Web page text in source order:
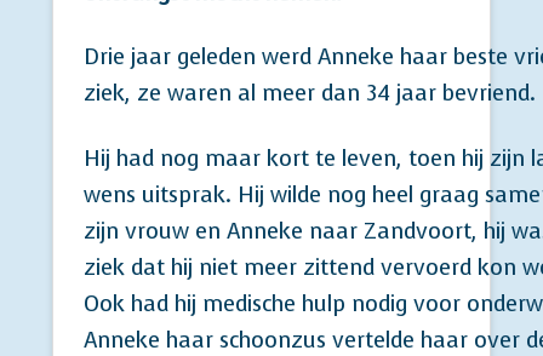
Drie jaar geleden werd Anneke haar beste
ziek, ze waren al meer dan 34 jaar bevriend.
Hij had nog maar kort te leven, toen hij zijn
wens uitsprak. Hij wilde nog heel graag
zijn vrouw en Anneke naar Zandvoort, hij
ziek dat hij niet meer zittend vervoerd kon
Ook had hij medische hulp nodig voor
Anneke haar schoonzus vertelde haar over